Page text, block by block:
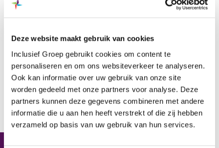
Deze website maakt gebruik van cookies
Inclusief Groep gebruikt cookies om content te
personaliseren en om ons websiteverkeer te analyseren.
Ook kan informatie over uw gebruik van onze site
worden gedeeld met onze partners voor analyse. Deze
partners kunnen deze gegevens combineren met andere
informatie die u aan hen heeft verstrekt of die zij hebben
verzameld op basis van uw gebruik van hun services.